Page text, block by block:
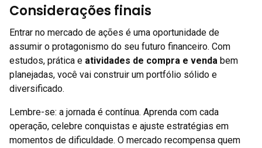
Considerações finais
Entrar no mercado de ações é uma oportunidade de
assumir o protagonismo do seu futuro financeiro. Com
estudos, prática e atividades de compra e venda bem
planejadas, você vai construir um portfólio sólido e
diversificado.
Lembre-se: a jornada é contínua. Aprenda com cada
operação, celebre conquistas e ajuste estratégias em
momentos de dificuldade. O mercado recompensa quem